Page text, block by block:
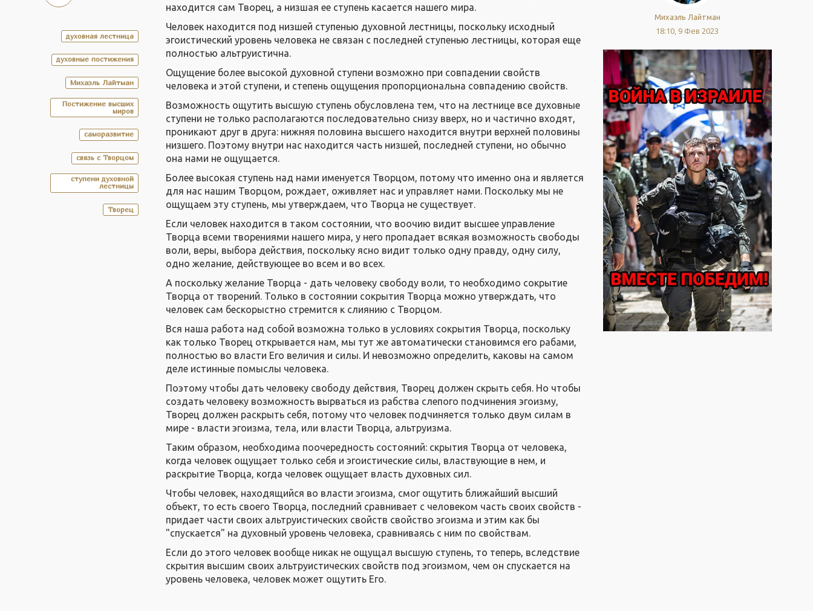
духовная лестница
духовные постижения
Михаэль Лайтман
Постижение высших
миров
саморазвитие
связь с Творцом
ступени духовной
лестницы
Творец
находится сам Творец, а низшая ее ступень касается нашего мира.
Человек находится под низшей ступенью духовной лестницы, поскольку исходный
эгоистический уровень человека не связан с последней ступенью лестницы, которая еще
полностью альтруистична.
Ощущение более высокой духовной ступени возможно при совпадении свойств
человека и этой ступени, и степень ощущения пропорциональна совпадению свойств.
Возможность ощутить высшую ступень обусловлена тем, что на лестнице все духовные
ступени не только располагаются последовательно снизу вверх, но и частично входят,
проникают друг в друга: нижняя половина высшего находится внутри верхней половины
низшего. Поэтому внутри нас находится часть низшей, последней ступени, но обычно
она нами не ощущается.
Более высокая ступень над нами именуется Творцом, потому что именно она и является
для нас нашим Творцом, рождает, оживляет нас и управляет нами. Поскольку мы не
ощущаем эту ступень, мы утверждаем, что Творца не существует.
Если человек находится в таком состоянии, что воочию видит высшее управление
Творца всеми творениями нашего мира, у него пропадает всякая возможность свободы
воли, веры, выбора действия, поскольку ясно видит только одну правду, одну силу,
одно желание, действующее во всем и во всех.
А поскольку желание Творца - дать человеку свободу воли, то необходимо сокрытие
Творца от творений. Только в состоянии сокрытия Творца можно утверждать, что
человек сам бескорыстно стремится к слиянию с Творцом.
Вся наша работа над собой возможна только в условиях сокрытия Творца, поскольку
как только Творец открывается нам, мы тут же автоматически становимся его рабами,
полностью во власти Его величия и силы. И невозможно определить, каковы на самом
деле истинные помыслы человека.
Поэтому чтобы дать человеку свободу действия, Творец должен скрыть себя. Но чтобы
создать человеку возможность вырваться из рабства слепого подчинения эгоизму,
Творец должен раскрыть себя, потому что человек подчиняется только двум силам в
мире - власти эгоизма, тела, или власти Творца, альтруизма.
Таким образом, необходима поочередность состояний: скрытия Творца от человека,
когда человек ощущает только себя и эгоистические силы, властвующие в нем, и
раскрытие Творца, когда человек ощущает власть духовных сил.
Чтобы человек, находящийся во власти эгоизма, смог ощутить ближайший высший
объект, то есть своего Творца, последний сравнивает с человеком часть своих свойств -
придает части своих альтруистических свойств свойство эгоизма и этим как бы
"спускается" на духовный уровень человека, сравниваясь с ним по свойствам.
Если до этого человек вообще никак не ощущал высшую ступень, то теперь, вследствие
скрытия высшим своих альтруистических свойств под эгоизмом, чем он спускается на
уровень человека, человек может ощутить Его.
Михаэль Лайтман
18:10, 9 Фев 2023